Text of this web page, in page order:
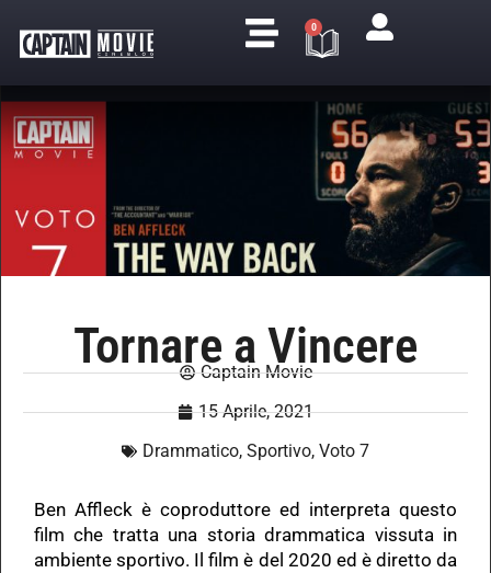
0
Tornare a Vincere
Captain Movie
15 Aprile, 2021
Drammatico, Sportivo, Voto 7
Ben Affleck è coproduttore ed interpreta questo
film che tratta una storia drammatica vissuta in
ambiente sportivo. Il film è del 2020 ed è diretto da